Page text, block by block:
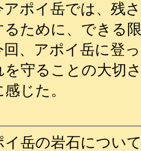
ポイ岳では、残
るために、できる
、アポイ岳に登
を守ることの大切
感じた。
イ岳の岩石につい